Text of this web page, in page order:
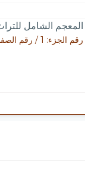
المعجم الشامل
رقم الجزء: 1 / رقم الصفحة: 40